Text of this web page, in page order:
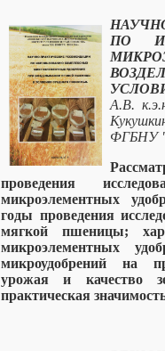
ПО
А.В.
ФГБНУ
проведения
микроэлементных
годы проведения
мягкой пшеницы;
микроэлементных
микроудобрений на
урожая и качество
практическая